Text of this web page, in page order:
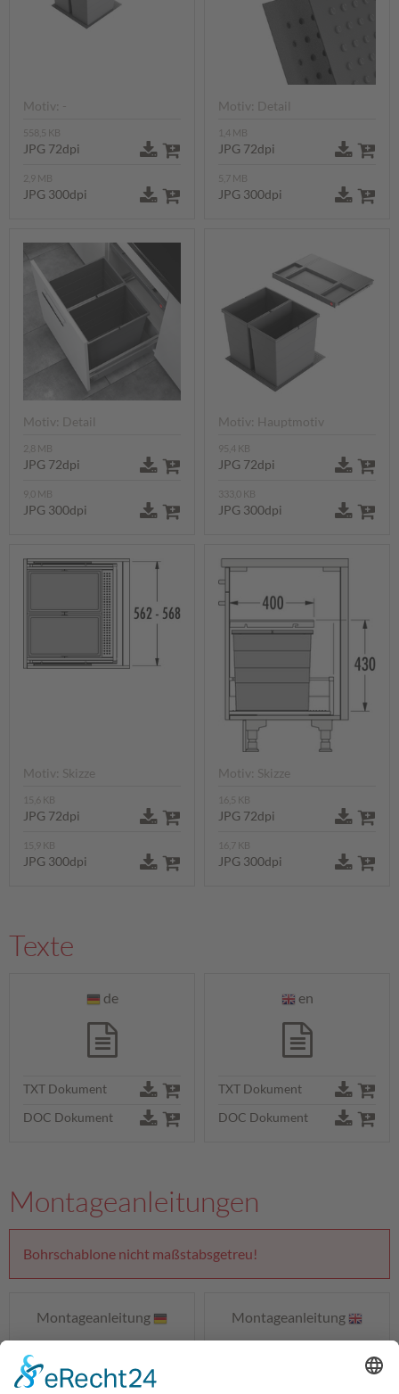
Motiv: -
558,5 KB
JPG 72dpi
2,9 MB
JPG 300dpi
Motiv: Detail
1,4 MB
JPG 72dpi
5,7 MB
JPG 300dpi
Motiv: Detail
2,8 MB
JPG 72dpi
9,0 MB
JPG 300dpi
Motiv: Hauptmotiv
95,4 KB
JPG 72dpi
333,0 KB
JPG 300dpi
Motiv: Skizze
15,6 KB
JPG 72dpi
15,9 KB
JPG 300dpi
Motiv: Skizze
16,5 KB
JPG 72dpi
16,7 KB
JPG 300dpi
Texte
de
TXT Dokument
DOC Dokument
en
TXT Dokument
DOC Dokument
Montageanleitungen
Bohrschablone nicht maßstabsgetreu!
Montageanleitung Montageanleitung